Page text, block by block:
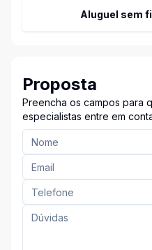
Aluguel sem
Proposta
Preencha os campos para
especialistas entre em